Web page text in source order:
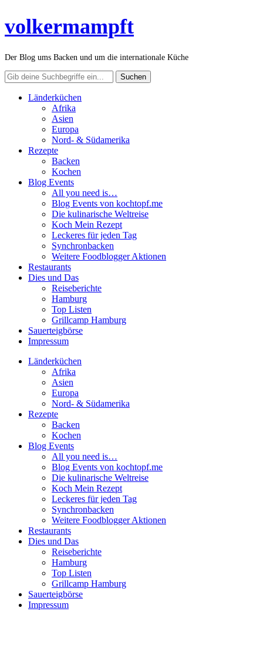
volkermampft
Der Blog ums Backen und um die internationale Küche
Länderküchen
Afrika
Asien
Europa
Nord- & Südamerika
Rezepte
Backen
Kochen
Blog Events
All you need is…
Blog Events von kochtopf.me
Die kulinarische Weltreise
Koch Mein Rezept
Leckeres für jeden Tag
Synchronbacken
Weitere Foodblogger Aktionen
Restaurants
Dies und Das
Reiseberichte
Hamburg
Top Listen
Grillcamp Hamburg
Sauerteigbörse
Impressum
Länderküchen
Afrika
Asien
Europa
Nord- & Südamerika
Rezepte
Backen
Kochen
Blog Events
All you need is…
Blog Events von kochtopf.me
Die kulinarische Weltreise
Koch Mein Rezept
Leckeres für jeden Tag
Synchronbacken
Weitere Foodblogger Aktionen
Restaurants
Dies und Das
Reiseberichte
Hamburg
Top Listen
Grillcamp Hamburg
Sauerteigbörse
Impressum